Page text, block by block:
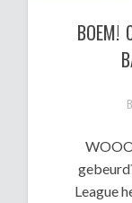
BOEM!
League